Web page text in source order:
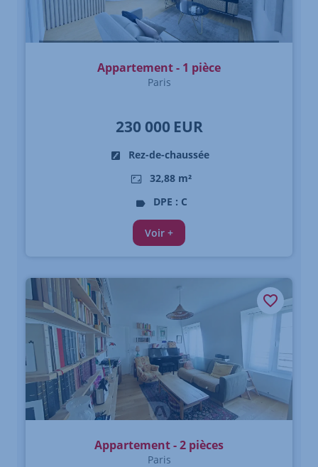
Appartement - 1 pièce
Paris
230 000 EUR
Rez-de-chaussée
32,88 m²
DPE : C
Voir +
Appartement - 2 pièces
Paris